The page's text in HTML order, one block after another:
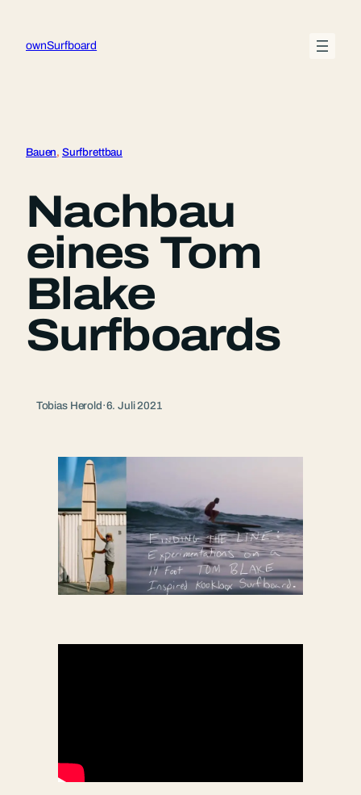
springen
ownSurfboard
Bauen, Surfbrettbau
Nachbau
eines Tom
Blake
Surfboards
Tobias Herold·6. Juli 2021